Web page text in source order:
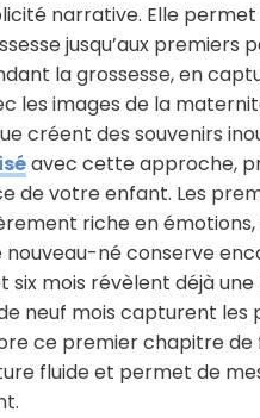
narrative. Elle
jusqu’aux premiers
la grossesse, en
les images de la
créent des souvenirs
avec cette approche,
de votre enfant. Les
riche en
nouveau-né conserve
six mois révèlent déjà
neuf mois capturent
ce premier chapitre
fluide et permet de